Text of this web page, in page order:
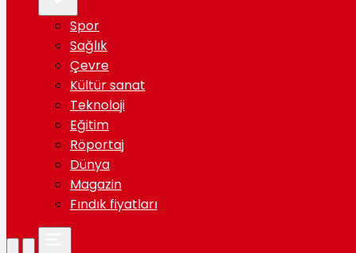
Spor
Sağlık
Çevre
Kültür sanat
Teknoloji
Eğitim
Röportaj
Dünya
Magazin
Fındık fiyatları